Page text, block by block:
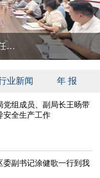
浙江大学国内合作办公室主任林伟连一行莅临我院调研指导
业新闻 年 报
党组成员、副局长王旸带
安全生产工作
委副书记涂健歌一行到我